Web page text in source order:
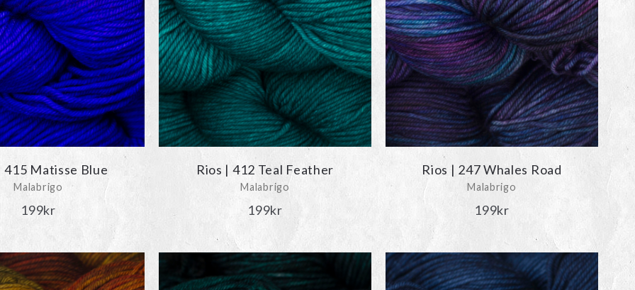
415 Matisse Blue
Malabrigo
199kr
Rios | 412 Teal Feather
Malabrigo
199kr
Rios | 247 Whales Road
Malabrigo
199kr